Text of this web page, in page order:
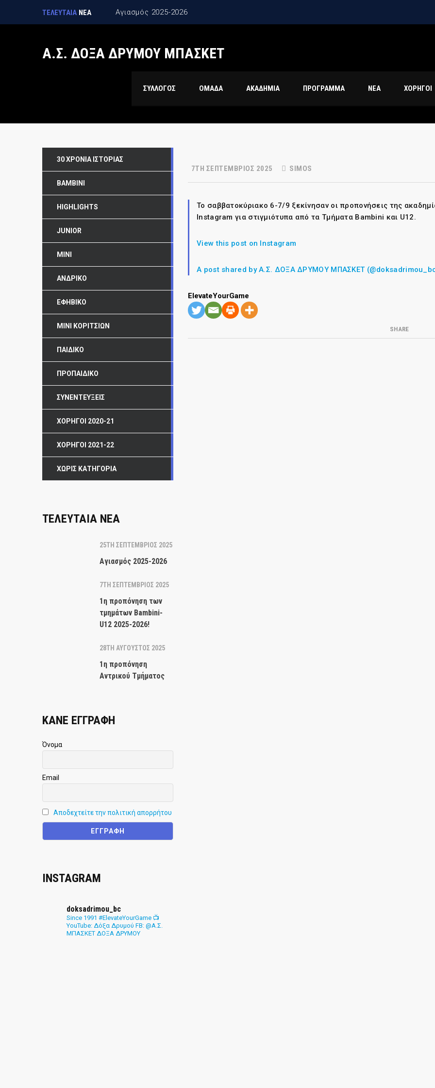
ΤΕΛΕΥΤΑΙΑ ΝΕΑ Αγιασμός 2025-2026
Α.Σ. ΔΟΞΑ ΔΡΥΜΟΥ ΜΠΑΣΚΕΤ
ΣΥΛΛΟΓΟΣ ΟΜΑΔΑ ΑΚΑΔΗΜΙΑ ΠΡΟΓΡΑΜΜΑ ΝΕΑ ΧΟΡΗΓΟΙ
7TH ΣΕΠΤΈΜΒΡΙΟΣ 2025 SIMOS
Το σαββατοκύριακο 6-7/9 ξεκίνησαν οι προπονήσεις της
Instagram για στιγμιότυπα από τα Τμήματα Bambini και U12.
View this post on Instagram
A post shared by Α.Σ. ΔΟΞΑ ΔΡΥΜΟΥ ΜΠΑΣΚΕΤ
ElevateYourGame
SHARE
30 ΧΡΌΝΙΑ ΙΣΤΟΡΊΑΣ
BAMBINI
HIGHLIGHTS
JUNIOR
MINI
ΑΝΔΡΙΚΌ
ΕΦΗΒΙΚΌ
ΜΊΝΙ ΚΟΡΙΤΣΙΏΝ
ΠΑΙΔΙΚΌ
ΠΡΟΠΑΙΔΙΚΌ
ΣΥΝΕΝΤΕΎΞΕΙΣ
ΧΟΡΗΓΟΊ 2020-21
ΧΟΡΗΓΟΊ 2021-22
ΧΩΡΊΣ ΚΑΤΗΓΟΡΊΑ
ΤΕΛΕΥΤΑΙΑ ΝΕΑ
25TH ΣΕΠΤΈΜΒΡΙΟΣ 2025
Αγιασμός 2025-2026
7TH ΣΕΠΤΈΜΒΡΙΟΣ 2025
1η προπόνηση των
τμημάτων Bambini-
U12 2025-2026!
28TH ΑΎΓΟΥΣΤΟΣ 2025
1η προπόνηση
Αντρικού Τμήματος
ΚΑΝΕ ΕΓΓΡΑΦΗ
Όνομα
Email
Αποδεχτείτε την πολιτική απορρήτου
INSTAGRAM
doksadrimou_bc
Since 1991 #ElevateYourGame 📺
YouTube: Δόξα Δρυμού FB: @Α.Σ.
ΜΠΑΣΚΕΤ ΔΟΞΑ ΔΡΥΜΟΥ